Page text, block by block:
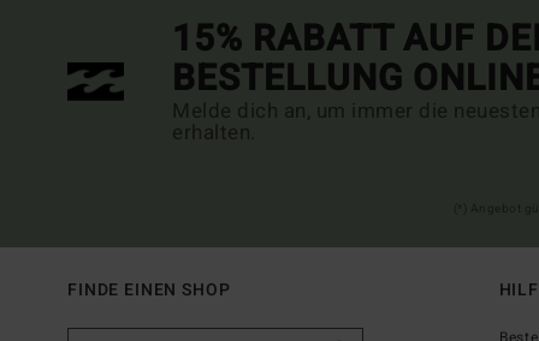
15% RABATT AUF
BESTELLUNG
Melde dich an, um immer die
erhalten.
FINDE EINEN SHOP